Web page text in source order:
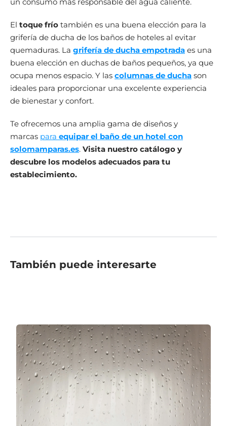
El toque frío también es una buena elección para la
grifería de ducha de los baños de hoteles al evitar
quemaduras. La grifería de ducha empotrada es una
buena elección en duchas de baños pequeños, ya que
ocupa menos espacio. Y las columnas de ducha son
ideales para proporcionar una excelente experiencia
de bienestar y confort.
Te ofrecemos una amplia gama de diseños y
marcas para equipar el baño de un hotel con
solomamparas.es. Visita nuestro catálogo y
descubre los modelos adecuados para tu
establecimiento.
También puede interesarte